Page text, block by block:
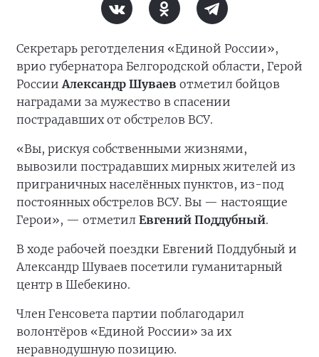
Секретарь реготделения «Единой России»,
врио губернатора Белгородской области, Герой
РоссииАлександр Шуваев отметил бойцов
наградами за мужество в спасении
пострадавших от обстрелов ВСУ.
«Вы, рискуя собственными жизнями,
вывозили пострадавших мирных жителей из
приграничных населённых пунктов, из-под
постоянных обстрелов ВСУ. Вы — настоящие
Герои», — отметил Евгений Поддубный.
В ходе рабочей поездки Евгений Поддубный и
Александр Шуваев посетили гуманитарный
центр в Шебекино.
Член Генсовета партии поблагодарил
волонтёров «Единой России» за их
неравнодушную позицию.